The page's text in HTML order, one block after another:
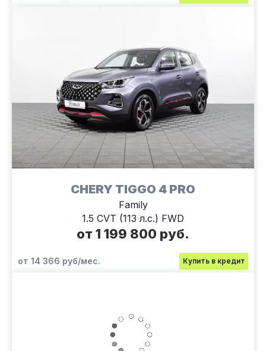
CHERY TIGGO 4 PRO
Family
1.5 CVT (113 л.с.) FWD
от 1 199 800 руб.
от 14 366 руб/мес. Купить в кредит